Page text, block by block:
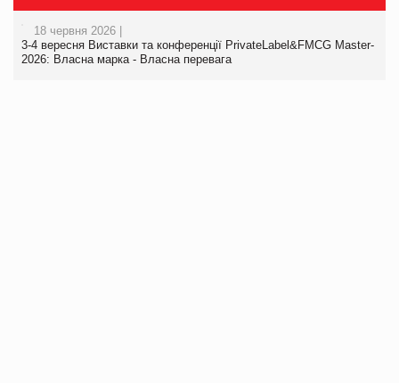
18 червня 2026 |
3-4 вересня Виставки та конференції PrivateLabel&FMCG Master-
2026: Власна марка - Власна перевага